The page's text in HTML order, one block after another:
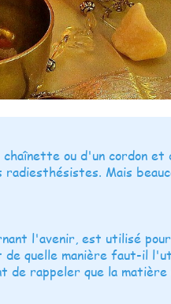
ou d'un cordon
Mais
l'avenir, est utilisé
de quelle manière faut-il
de rappeler que la